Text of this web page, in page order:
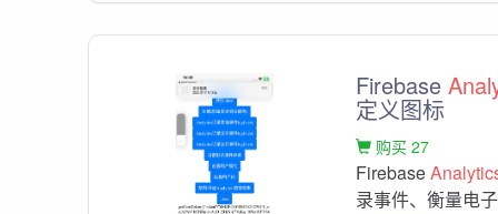
Firebase
定义图标
购买 27
Firebase
录事件、衡量电